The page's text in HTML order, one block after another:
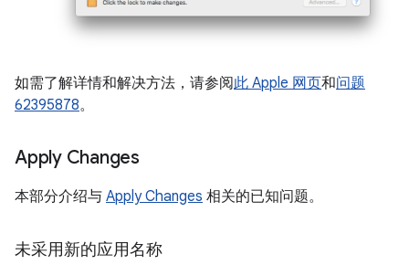
如需了解详情和解决方法，请参阅此 Apple 网页和问题
62395878。
Apply Changes
本部分介绍与 Apply Changes 相关的已知问题。
未采用新的应用名称